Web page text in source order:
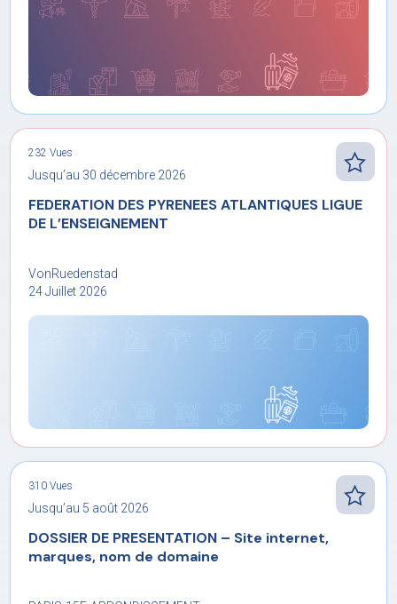
232 Vues
Jusqu’au 30 décembre 2026
FEDERATION DES PYRENEES ATLANTIQUES LIGUE
DE L’ENSEIGNEMENT
VonRuedenstad
24 Juillet 2026
310 Vues
Jusqu’au 5 août 2026
DOSSIER DE PRESENTATION – Site internet,
marques, nom de domaine